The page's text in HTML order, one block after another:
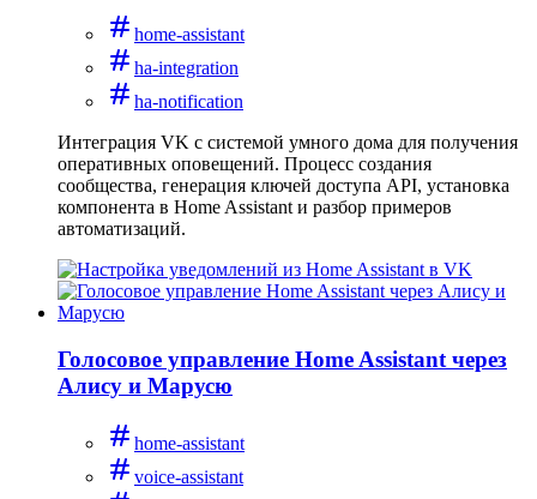
home-assistant
ha-integration
ha-notification
Интеграция VK с системой умного дома для получения
оперативных оповещений. Процесс создания
сообщества, генерация ключей доступа API, установка
компонента в Home Assistant и разбор примеров
автоматизаций.
Голосовое управление Home Assistant через
Алису и Марусю
home-assistant
voice-assistant